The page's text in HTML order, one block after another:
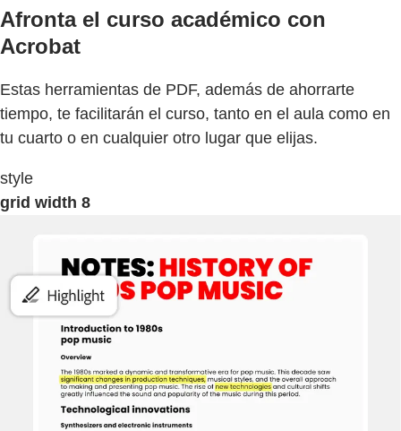
Afronta el curso académico con
Acrobat
Estas herramientas de PDF, además de ahorrarte
tiempo, te facilitarán el curso, tanto en el aula como en
tu cuarto o en cualquier otro lugar que elijas.
style
grid width 8